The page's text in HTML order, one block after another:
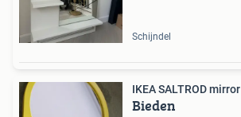
Schijndel
IKEA SALTROD mirror
Bieden